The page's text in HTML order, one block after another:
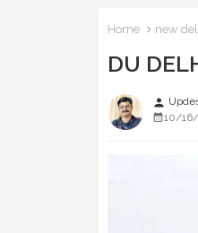
Home new
DU
person
10/16/